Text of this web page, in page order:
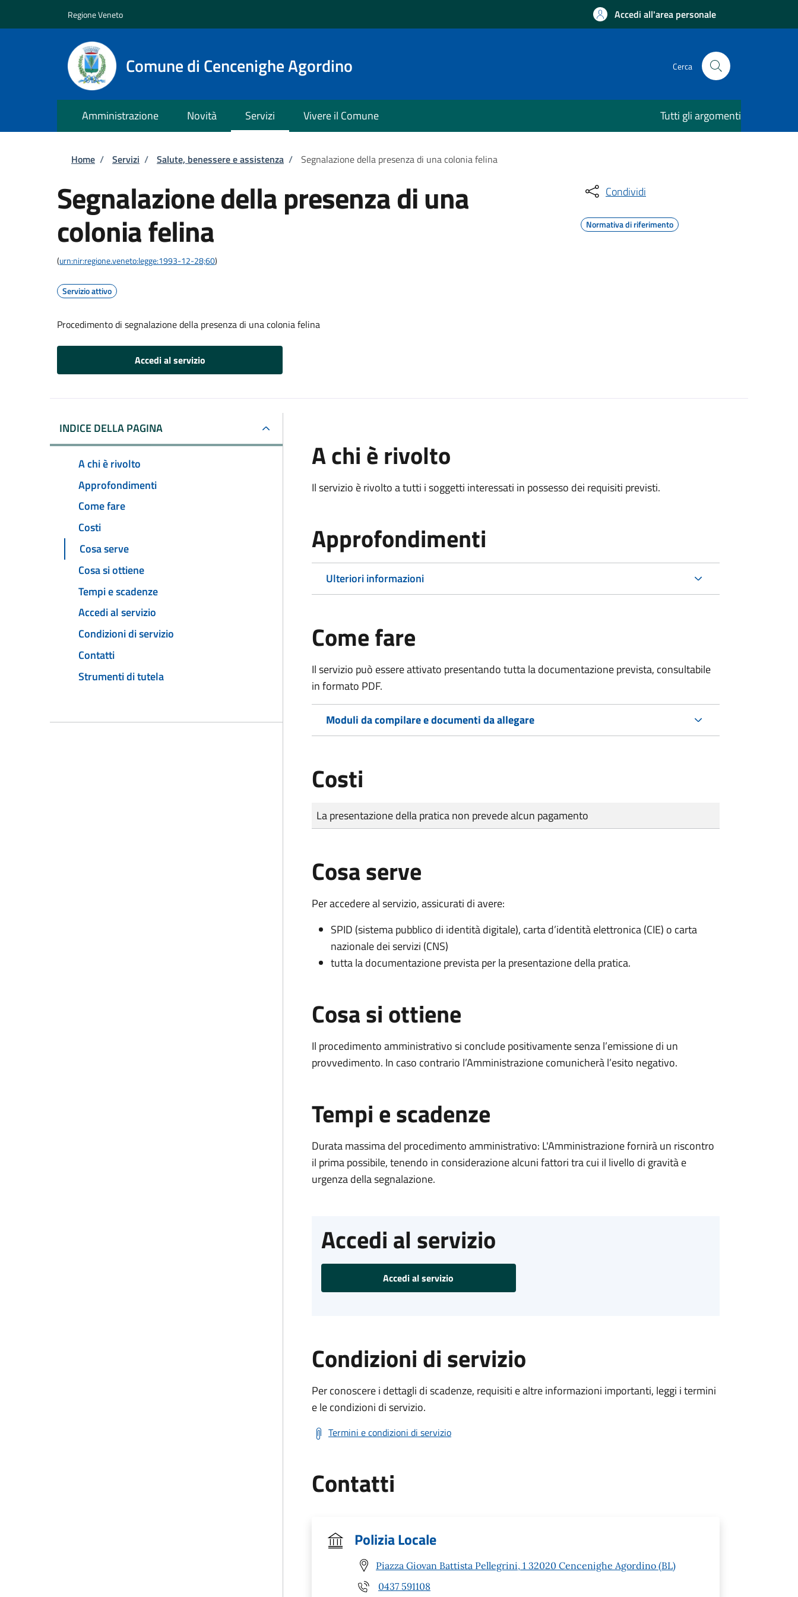
Regione Veneto Accedi all'area personale
Comune di Cencenighe Agordino Cerca
Amministrazione Novità Servizi Vivere il Comune Tutti gli argomenti
Briciole di pane
Home / Servizi / Salute, benessere e assistenza / Segnalazione della presenza di una colonia felina
Segnalazione della presenza di una
colonia felina
(urn:nir:regione.veneto:legge:1993-12-28;60)
Servizio attivo
Procedimento di segnalazione della presenza di una colonia felina
Accedi al servizio
Condividi
Normativa di riferimento
INDICE DELLA PAGINA
A chi è rivolto
Approfondimenti
Come fare
Costi
Cosa serve
Cosa si ottiene
Tempi e scadenze
Accedi al servizio
Condizioni di servizio
Contatti
Strumenti di tutela
A chi è rivolto
Il servizio è rivolto a tutti i soggetti interessati in possesso dei requisiti previsti.
Approfondimenti
Ulteriori informazioni
Come fare
Il servizio può essere attivato presentando tutta la documentazione prevista, consultabile
in formato PDF.
Moduli da compilare e documenti da allegare
Costi
Tipo di pagamento
Importo
La presentazione della pratica non prevede alcun pagamento
Cosa serve
Per accedere al servizio, assicurati di avere:
SPID (sistema pubblico di identità digitale), carta d’identità elettronica (CIE) o carta
nazionale dei servizi (CNS)
tutta la documentazione prevista per la presentazione della pratica.
Cosa si ottiene
Il procedimento amministrativo si conclude positivamente senza l’emissione di un
provvedimento. In caso contrario l’Amministrazione comunicherà l’esito negativo.
Tempi e scadenze
Durata massima del procedimento amministrativo: L'Amministrazione fornirà un riscontro
il prima possibile, tenendo in considerazione alcuni fattori tra cui il livello di gravità e
urgenza della segnalazione.
Accedi al servizio
Accedi al servizio
Condizioni di servizio
Per conoscere i dettagli di scadenze, requisiti e altre informazioni importanti, leggi i termini
e le condizioni di servizio.
Termini e condizioni di servizio
Contatti
Polizia Locale
Piazza Giovan Battista Pellegrini, 1 32020 Cencenighe Agordino (BL)
0437 591108